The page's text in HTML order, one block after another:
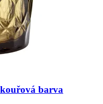
barva